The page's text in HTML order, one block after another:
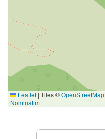
Leaflet | Tiles ©OpenStreetMap
Nominatim